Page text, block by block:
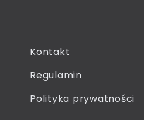
Kontakt
Regulamin
Polityka prywatności